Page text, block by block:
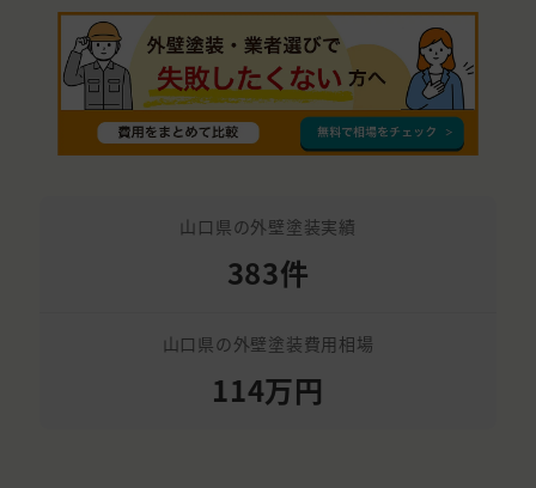
山口県の外壁塗装実績
383件
山口県の外壁塗装費用相場
114万円